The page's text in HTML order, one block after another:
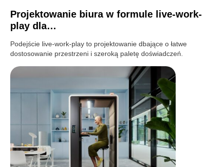
Projektowanie biura w formule live-work-
play dla…
Podejście live-work-play to projektowanie dbające o łatwe
dostosowanie przestrzeni i szeroką paletę doświadczeń.